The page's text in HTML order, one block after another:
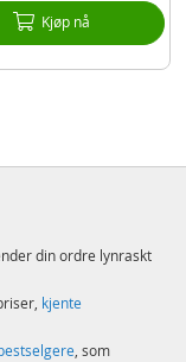
Kjøp nå
din ordre lynraskt
kjente
, som